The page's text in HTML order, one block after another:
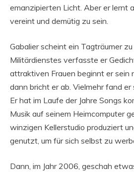
emanzipierten Licht. Aber er lernt
vereint und demütig zu sein.
Gabalier scheint ein Tagträumer
Militärdienstes verfasste er
attraktiven Frauen beginnt er sein
dann bricht er ab. Vielmehr fand er
Er hat im Laufe der Jahre Songs
Musik auf seinem Heimcomputer
winzigen Kellerstudio produziert
genutzt, um für sich selbst zu
Dann, im Jahr 2006, geschah